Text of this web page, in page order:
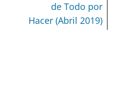
de Todo por
Hacer (Abril 2019)